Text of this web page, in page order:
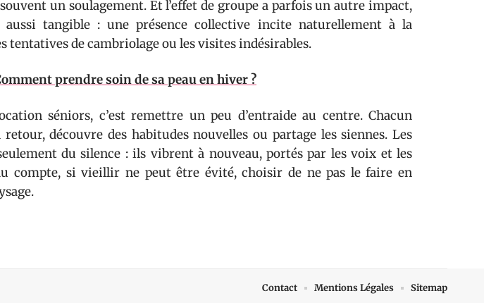
un soulagement. Et l’effet de groupe a parfois un autre impact,
tangible : une présence collective incite naturellement à la
tentatives de cambriolage ou les visites indésirables.
prendre soin de sa peau en hiver ?
séniors, c’est remettre un peu d’entraide au centre. Chacun
découvre des habitudes nouvelles ou partage les siennes. Les
du silence : ils vibrent à nouveau, portés par les voix et les
compte, si vieillir ne peut être évité, choisir de ne pas le faire en
Contact Mentions Légales Sitemap